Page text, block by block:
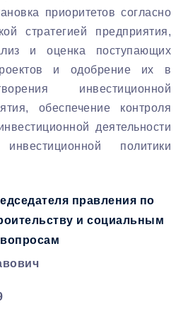
приоритетов согласно
стратегией предприятия,
и оценка поступающих
и одобрение их в
инвестиционной
обеспечение контроля
деятельности
политики
правления по
и социальным
вопросам